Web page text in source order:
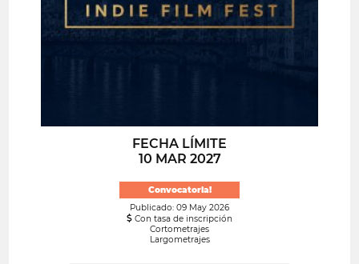
FECHA LÍMITE
10 MAR 2027
Convocatoria!
Publicado: 09 May 2026
Con tasa de inscripción
Cortometrajes
Largometrajes